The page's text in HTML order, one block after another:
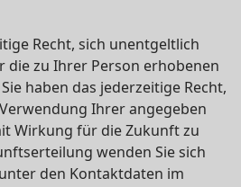
Recht, sich unentgeltlich
die zu Ihrer Person erhobenen
haben das jederzeitige Recht,
Ihrer angegeben
Wirkung für die Zukunft zu
wenden Sie sich
den Kontaktdaten im